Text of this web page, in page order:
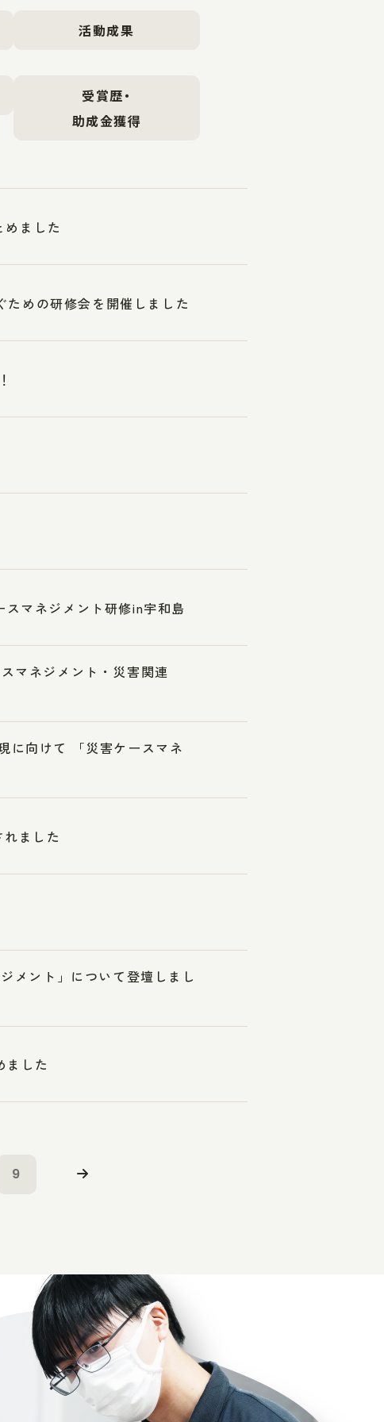
活動成果
受賞歴・
助成金獲得
ました
めの研修会を開催しました
マネジメント研修in宇和島
マネジメント・災害関連
に向けて 「災害ケースマネ
ました
メント」について登壇しまし
ました
9